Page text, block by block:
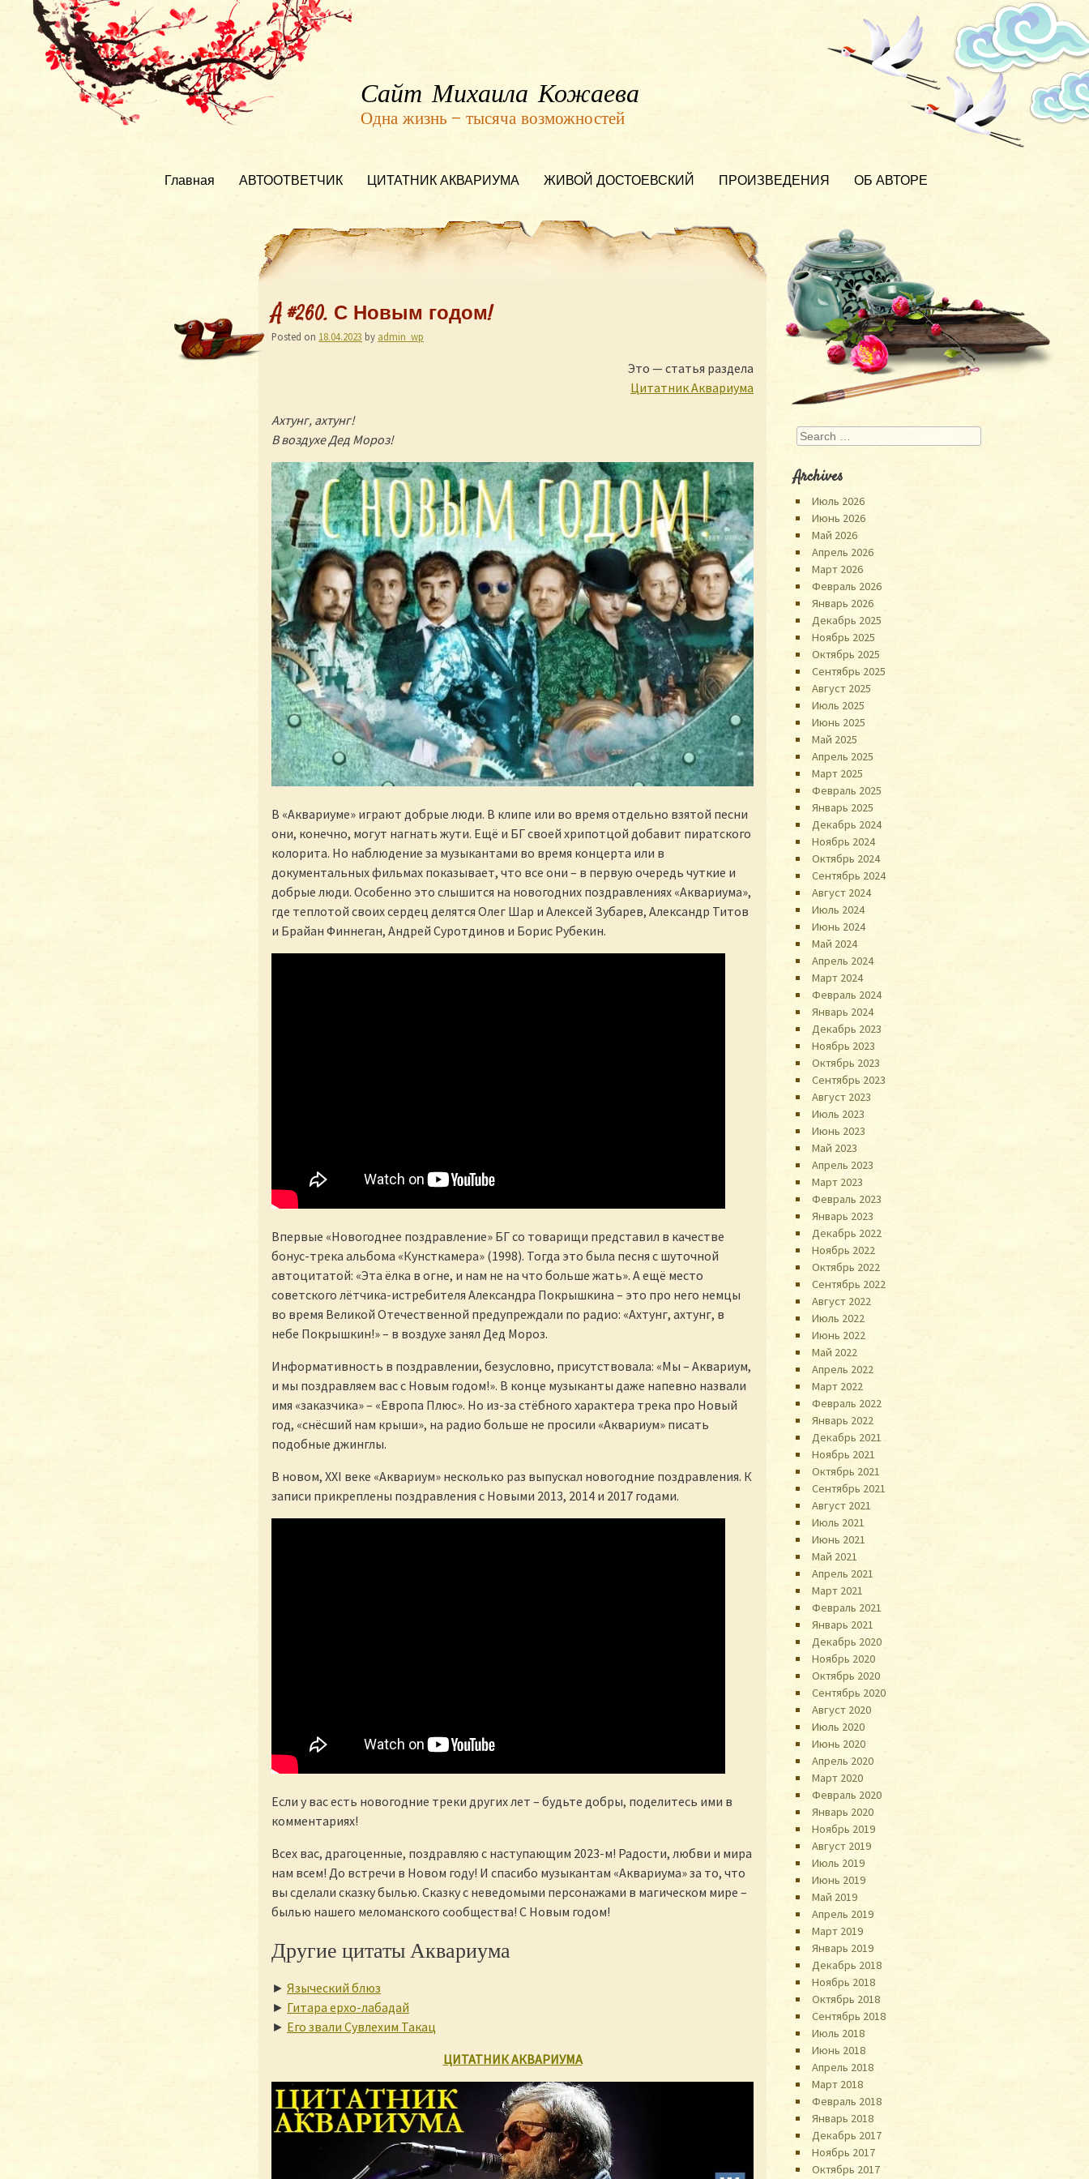
Сайт Михаила Кожаева
Одна жизнь — тысяча возможностей
Главная АВТООТВЕТЧИК ЦИТАТНИК АКВАРИУМА ЖИВОЙ ДОСТОЕВСКИЙ ПРОИЗВЕДЕНИЯ ОБ АВТОРЕ
Å #260. С Новым годом!
Posted on 18.04.2023 by admin_wp
Это — статья раздела
Цитатник Аквариума
Ахтунг, ахтунг!
В воздухе Дед Мороз!
В «Аквариуме» играют добрые люди. В клипе или во время отдельно взятой песни
они, конечно, могут нагнать жути. Ещё и БГ своей хрипотцой добавит пиратского
колорита. Но наблюдение за музыкантами во время концерта или в
документальных фильмах показывает, что все они – в первую очередь чуткие и
добрые люди. Особенно это слышится на новогодних поздравлениях «Аквариума»,
где теплотой своих сердец делятся Олег Шар и Алексей Зубарев, Александр Титов
и Брайан Финнеган, Андрей Суротдинов и Борис Рубекин.
Впервые «Новогоднее поздравление» БГ со товарищи представил в качестве
бонус-трека альбома «Кунсткамера» (1998). Тогда это была песня с шуточной
автоцитатой: «Эта ёлка в огне, и нам не на что больше жать». А ещё место
советского лётчика-истребителя Александра Покрышкина – это про него немцы
во время Великой Отечественной предупреждали по радио: «Ахтунг, ахтунг, в
небе Покрышкин!» – в воздухе занял Дед Мороз.
Информативность в поздравлении, безусловно, присутствовала: «Мы – Аквариум,
и мы поздравляем вас с Новым годом!». В конце музыканты даже напевно назвали
имя «заказчика» – «Европа Плюс». Но из-за стёбного характера трека про Новый
год, «снёсший нам крыши», на радио больше не просили «Аквариум» писать
подобные джинглы.
В новом, XXI веке «Аквариум» несколько раз выпускал новогодние поздравления. К
записи прикреплены поздравления с Новыми 2013, 2014 и 2017 годами.
Если у вас есть новогодние треки других лет – будьте добры, поделитесь ими в
комментариях!
Всех вас, драгоценные, поздравляю с наступающим 2023-м! Радости, любви и мира
нам всем! До встречи в Новом году! И спасибо музыкантам «Аквариума» за то, что
вы сделали сказку былью. Сказку с неведомыми персонажами в магическом мире –
былью нашего меломанского сообщества! С Новым годом!
Другие цитаты Аквариума
► Языческий блюз
► Гитара ерхо-лабадай
► Его звали Сувлехим Такац
ЦИТАТНИК АКВАРИУМА
Search
Archives
Июль 2026
Июнь 2026
Май 2026
Апрель 2026
Март 2026
Февраль 2026
Январь 2026
Декабрь 2025
Ноябрь 2025
Октябрь 2025
Сентябрь 2025
Август 2025
Июль 2025
Июнь 2025
Май 2025
Апрель 2025
Март 2025
Февраль 2025
Январь 2025
Декабрь 2024
Ноябрь 2024
Октябрь 2024
Сентябрь 2024
Август 2024
Июль 2024
Июнь 2024
Май 2024
Апрель 2024
Март 2024
Февраль 2024
Январь 2024
Декабрь 2023
Ноябрь 2023
Октябрь 2023
Сентябрь 2023
Август 2023
Июль 2023
Июнь 2023
Май 2023
Апрель 2023
Март 2023
Февраль 2023
Январь 2023
Декабрь 2022
Ноябрь 2022
Октябрь 2022
Сентябрь 2022
Август 2022
Июль 2022
Июнь 2022
Май 2022
Апрель 2022
Март 2022
Февраль 2022
Январь 2022
Декабрь 2021
Ноябрь 2021
Октябрь 2021
Сентябрь 2021
Август 2021
Июль 2021
Июнь 2021
Май 2021
Апрель 2021
Март 2021
Февраль 2021
Январь 2021
Декабрь 2020
Ноябрь 2020
Октябрь 2020
Сентябрь 2020
Август 2020
Июль 2020
Июнь 2020
Апрель 2020
Март 2020
Февраль 2020
Январь 2020
Ноябрь 2019
Август 2019
Июль 2019
Июнь 2019
Май 2019
Апрель 2019
Март 2019
Январь 2019
Декабрь 2018
Ноябрь 2018
Октябрь 2018
Сентябрь 2018
Июль 2018
Июнь 2018
Апрель 2018
Март 2018
Февраль 2018
Январь 2018
Декабрь 2017
Ноябрь 2017
Октябрь 2017